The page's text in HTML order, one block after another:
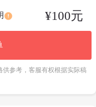
¥100元
参考，客服有权根据实际稿